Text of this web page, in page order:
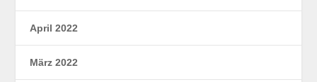
April 2022
März 2022